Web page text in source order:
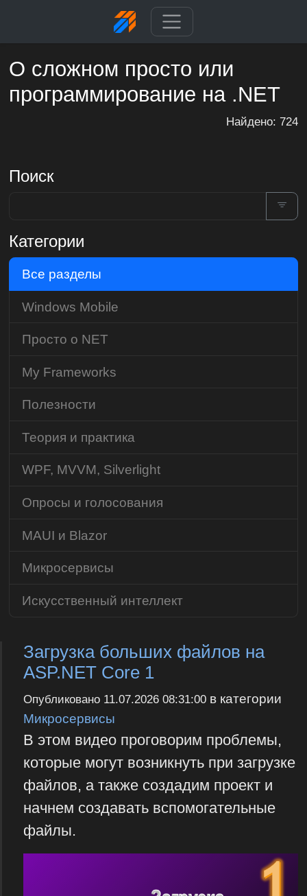
О сложном просто или
программирование на .NET
Найдено: 724
Загрузка больших файлов на
ASP.NET Core 1
Опубликовано 11.07.2026 08:31:00в категории
Микросервисы
В этом видео проговорим проблемы,
которые могут возникнуть при загрузке
файлов, а также создадим проект и
начнем создавать вспомогательные
файлы.
Поиск
Категории
Все разделы
Windows Mobile
Просто о NET
My Frameworks
Полезности
Теория и практика
WPF, MVVM, Silverlight
Опросы и голосования
MAUI и Blazor
Микросервисы
Искусственный интеллект